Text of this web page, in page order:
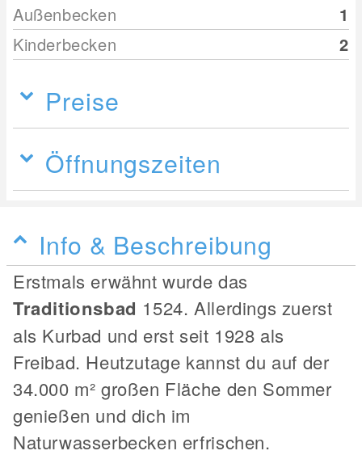
Außenbecken
1
Kinderbecken
2
Preise
Öffnungszeiten
Info & Beschreibung
Erstmals erwähnt wurde das
Traditionsbad 1524. Allerdings zuerst
als Kurbad und erst seit 1928 als
Freibad. Heutzutage kannst du auf der
34.000 m² großen Fläche den Sommer
genießen und dich im
Naturwasserbecken erfrischen.